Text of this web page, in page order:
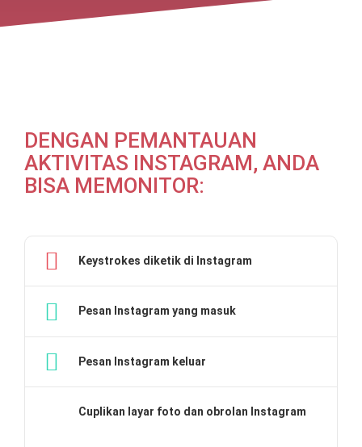
DENGAN PEMANTAUAN
AKTIVITAS INSTAGRAM, ANDA
BISA MEMONITOR:
Keystrokes diketik di Instagram
Pesan Instagram yang masuk
Pesan Instagram keluar
Cuplikan layar foto dan obrolan Instagram